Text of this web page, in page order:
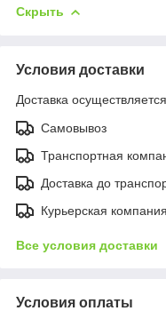
Скрыть
Условия доставки
Доставка
Самовывоз
Транспортная
Доставка до
Курьерская компания
Все условия доставки
Условия оплаты